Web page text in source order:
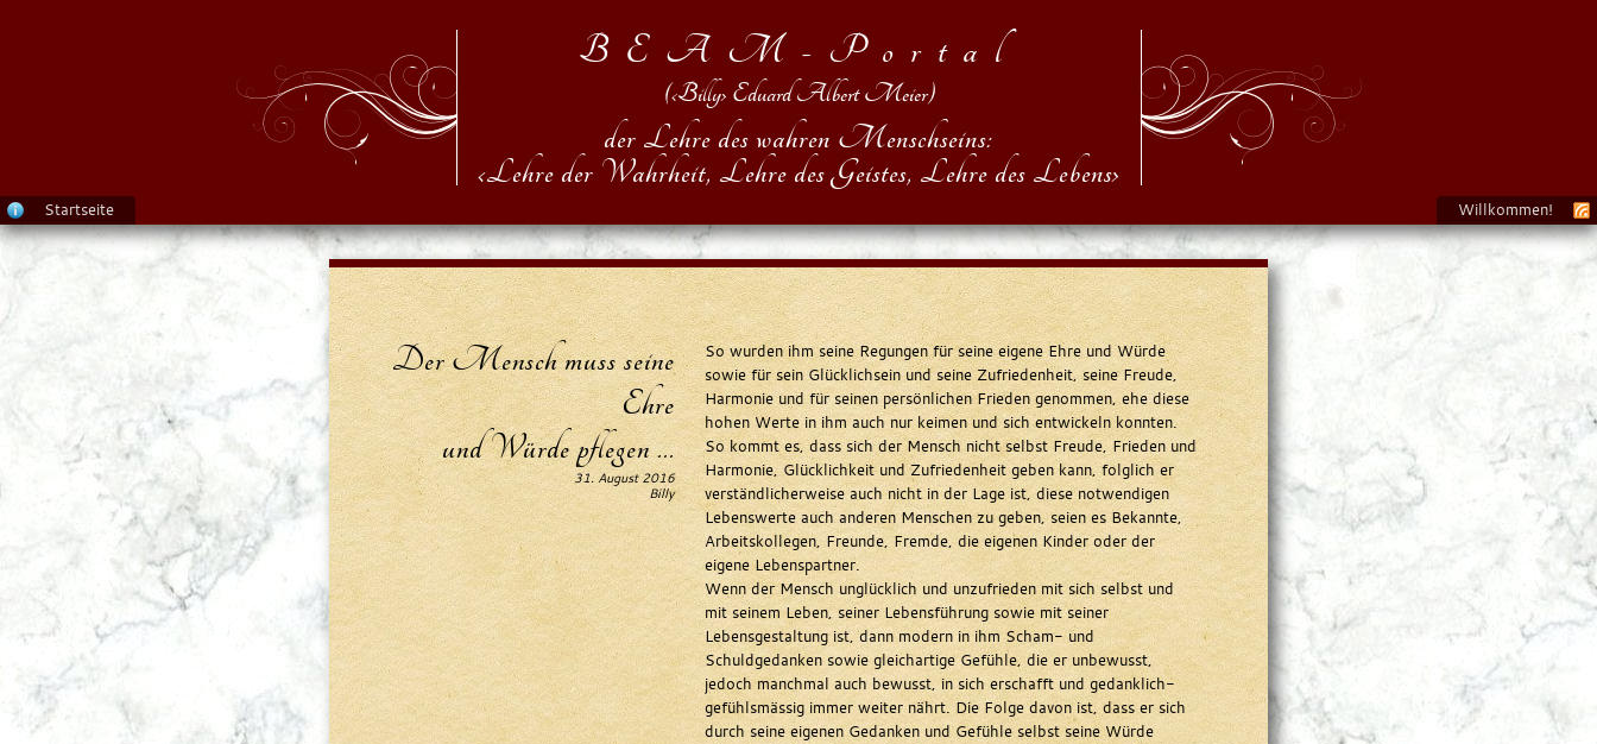
BEAM-Portal
(‹Billy› Eduard Albert Meier)
der Lehre des wahren Menschseins:
‹Lehre der Wahrheit, Lehre des Geistes, Lehre des Lebens›
Startseite Willkommen!
Der Mensch muss seine
Ehre
und Würde pflegen ...
31. August 2016
Billy
So wurden ihm seine Regungen für seine eigene Ehre und Würde
sowie für sein Glücklichsein und seine Zufriedenheit, seine Freude,
Harmonie und für seinen persönlichen Frieden genommen, ehe diese
hohen Werte in ihm auch nur keimen und sich entwickeln konnten.
So kommt es, dass sich der Mensch nicht selbst Freude, Frieden und
Harmonie, Glücklichkeit und Zufriedenheit geben kann, folglich er
verständlicherweise auch nicht in der Lage ist, diese notwendigen
Lebenswerte auch anderen Menschen zu geben, seien es Bekannte,
Arbeitskollegen, Freunde, Fremde, die eigenen Kinder oder der
eigene Lebenspartner.
Wenn der Mensch unglücklich und unzufrieden mit sich selbst und
mit seinem Leben, seiner Lebensführung sowie mit seiner
Lebensgestaltung ist, dann modern in ihm Scham- und
Schuldgedanken sowie gleichartige Gefühle, die er unbewusst,
jedoch manchmal auch bewusst, in sich erschafft und gedanklich-
gefühlsmässig immer weiter nährt. Die Folge davon ist, dass er sich
durch seine eigenen Gedanken und Gefühle selbst seine Würde